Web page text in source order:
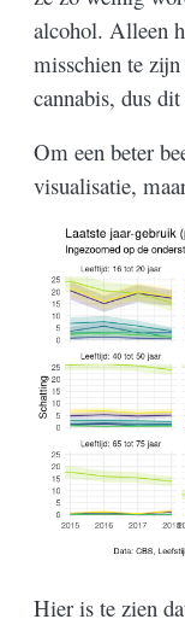
alcohol. Alleen
misschien te
cannabis, dus
Om een beter
visualisatie,
Hier is te zien